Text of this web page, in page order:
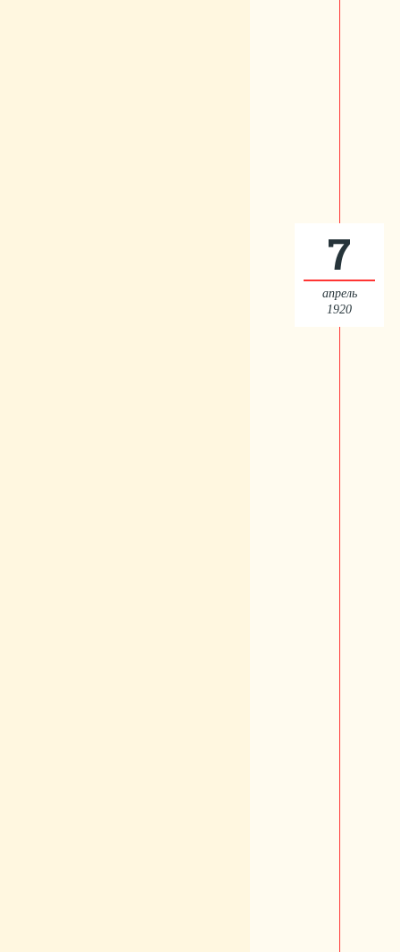
7
апрель
1920